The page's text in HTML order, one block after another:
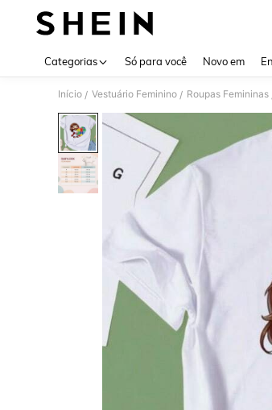
Categorias Só para você Novo em
Início / Vestuário Feminino / Roupas Femininas